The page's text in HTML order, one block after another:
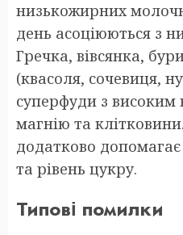
низькожирних
день асоціюються з
Гречка, вівсянка,
(квасоля, сочевиця,
суперфуди з високим
магнію та
додатково
та рівень цукру.
Типові помилки